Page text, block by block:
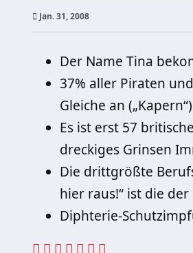
Jan. 31, 2008
Der Name Tina
37% aller Piraten
Gleiche an („Kapern“)
Es ist erst 57
dreckiges Grinsen
Die drittgrößte
hier raus!“ ist die
Diphterie-